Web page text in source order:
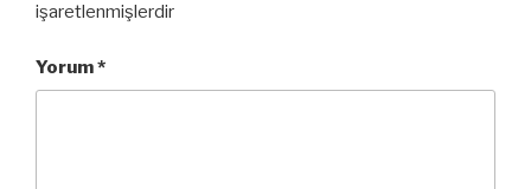
işaretlenmişlerdir
Yorum*